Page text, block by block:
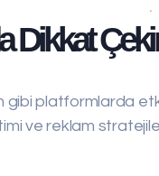
Çekin
platformlarda
ve reklam